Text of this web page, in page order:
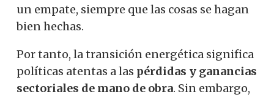
un empate, siempre que las cosas se hagan
bien hechas.
Por tanto, la transición energética significa
políticas atentas a las pérdidas y ganancias
sectoriales de mano de obra. Sin embargo,